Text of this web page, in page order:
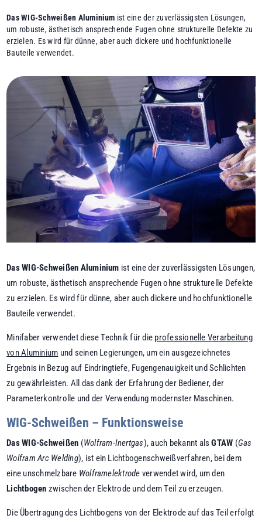
Das WIG-Schweißen Aluminium ist eine der zuverlässigsten Lösungen,
um robuste, ästhetisch ansprechende Fugen ohne strukturelle Defekte zu
erzielen. Es wird für dünne, aber auch dickere und hochfunktionelle
Bauteile verwendet.
DasWIG-Schweißen Aluminium ist eine der zuverlässigsten Lösungen,
um robuste, ästhetisch ansprechende Fugen ohne strukturelle Defekte
zu erzielen. Es wird für dünne, aber auch dickere und hochfunktionelle
Bauteile verwendet.
Minifaber verwendet diese Technik für die professionelle Verarbeitung
von Aluminium und seinen Legierungen, um ein ausgezeichnetes
Ergebnis in Bezug auf Eindringtiefe, Fugengenauigkeit und Schlichten
zu gewährleisten. All das dank der Erfahrung der Bediener, der
Parameterkontrolle und der Verwendung modernster Maschinen.
WIG-Schweißen – Funktionsweise
Das WIG-Schweißen (Wolfram-Inertgas), auch bekannt alsGTAW (Gas
Wolfram Arc Welding), ist ein Lichtbogenschweißverfahren, bei dem
eine unschmelzbare Wolframelektrode verwendet wird, um den
Lichtbogen zwischen der Elektrode und dem Teil zu erzeugen.
Die Übertragung des Lichtbogens von der Elektrode auf das Teil erfolgt